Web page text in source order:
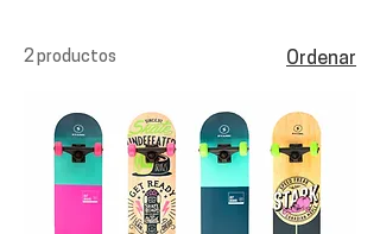
2 productos Ordenar